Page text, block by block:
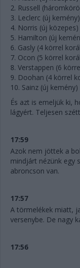
2. Russell
3. Leclerc (új kemény)
4. Norris (új közepes)
5. Hamilton (új
6. Gasly (4 körrel
7. Ocon (5 körrel
8. Verstappen (6
9. Doohan (4 körrel
10. Sainz (új kemény)
És azt is emeljük ki,
lágyért. Teljesen
17:59
Azok nem jöttek a
mindjárt nézünk egy
abroncson van.
17:57
A törmelékek miatt,
versenybe. De nagy
17:56